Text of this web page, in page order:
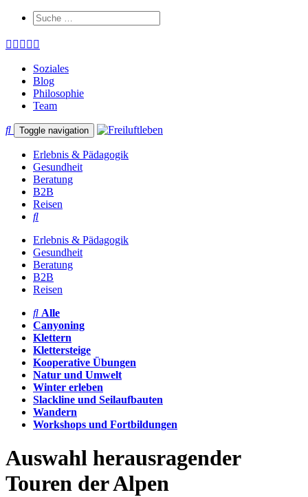
Soziales
Blog
Philosophie
Team
Toggle navigation
Erlebnis & Pädagogik
Gesundheit
Beratung
B2B
Reisen
Erlebnis & Pädagogik
Gesundheit
Beratung
B2B
Reisen
Alle
Canyoning
Klettern
Klettersteige
Kooperative Übungen
Natur und Umwelt
Winter erleben
Slackline und Seilaufbauten
Wandern
Workshops und Fortbildungen
Auswahl herausragender
Touren der Alpen